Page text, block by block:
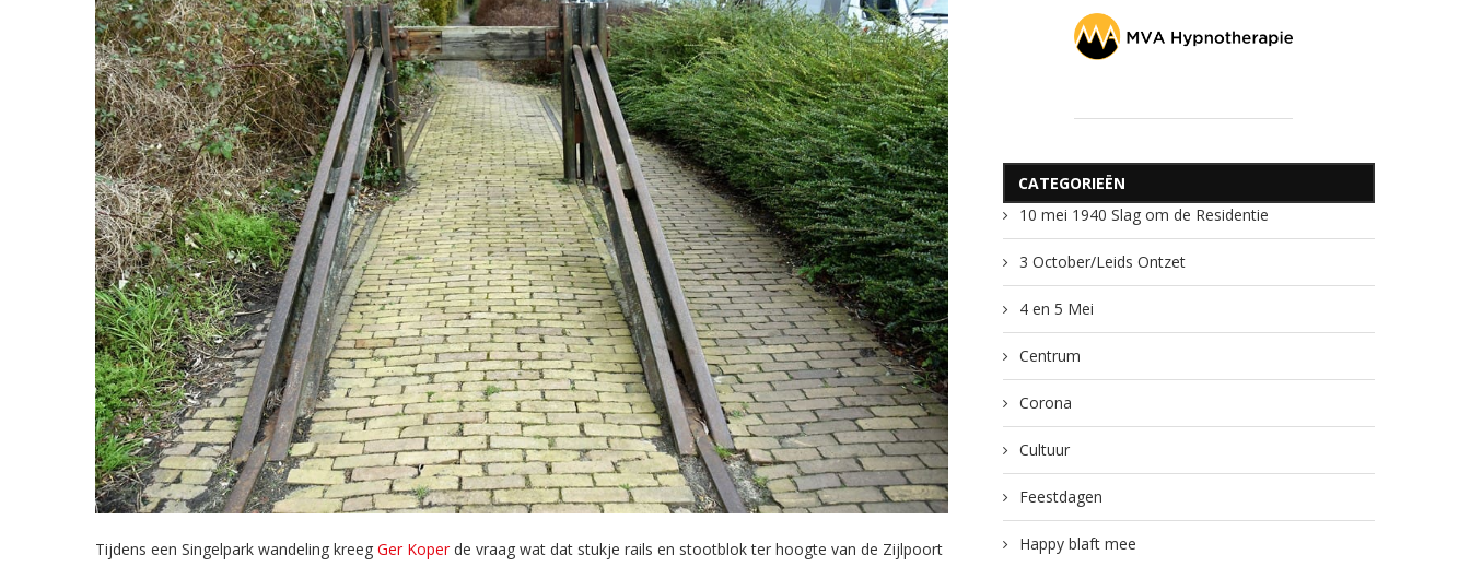
Tijdens een Singelpark wandeling kreeg Ger Koperde vraag wat dat stukje rails en stootblok ter hoogte van de Zijlpoort
CATEGORIEËN
10 mei 1940 Slag om de Residentie
3 October/Leids Ontzet
4 en 5 Mei
Centrum
Corona
Cultuur
Feestdagen
Happy blaft mee